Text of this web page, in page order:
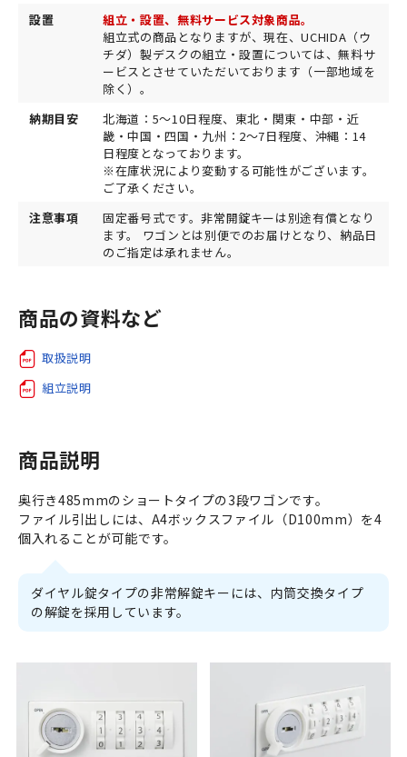
設置
組立・設置、無料サービス対象商品。
組立式の商品となりますが、現在、UCHIDA（ウ
チダ）製デスクの組立・設置については、無料サ
ービスとさせていただいております（一部地域を
除く）。
納期目安
北海道：5〜10日程度、東北・関東・中部・近
畿・中国・四国・九州：2〜7日程度、沖縄：14
日程度となっております。
※在庫状況により変動する可能性がございます。
ご了承ください。
注意事項
固定番号式です。非常開錠キーは別途有償となり
ます。 ワゴンとは別便でのお届けとなり、納品日
のご指定は承れません。
商品の資料など
取扱説明
組立説明
商品説明
奥行き485mmのショートタイプの3段ワゴンです。
ファイル引出しには、A4ボックスファイル（D100mm）を4
個入れることが可能です。
ダイヤル錠タイプの非常解錠キーには、内筒交換タイプ
の解錠を採用しています。